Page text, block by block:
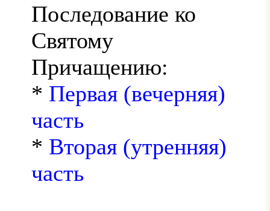
Последование ко
Святому
Причащению:
* Первая (вечерняя)
часть
* Вторая (утренняя)
часть